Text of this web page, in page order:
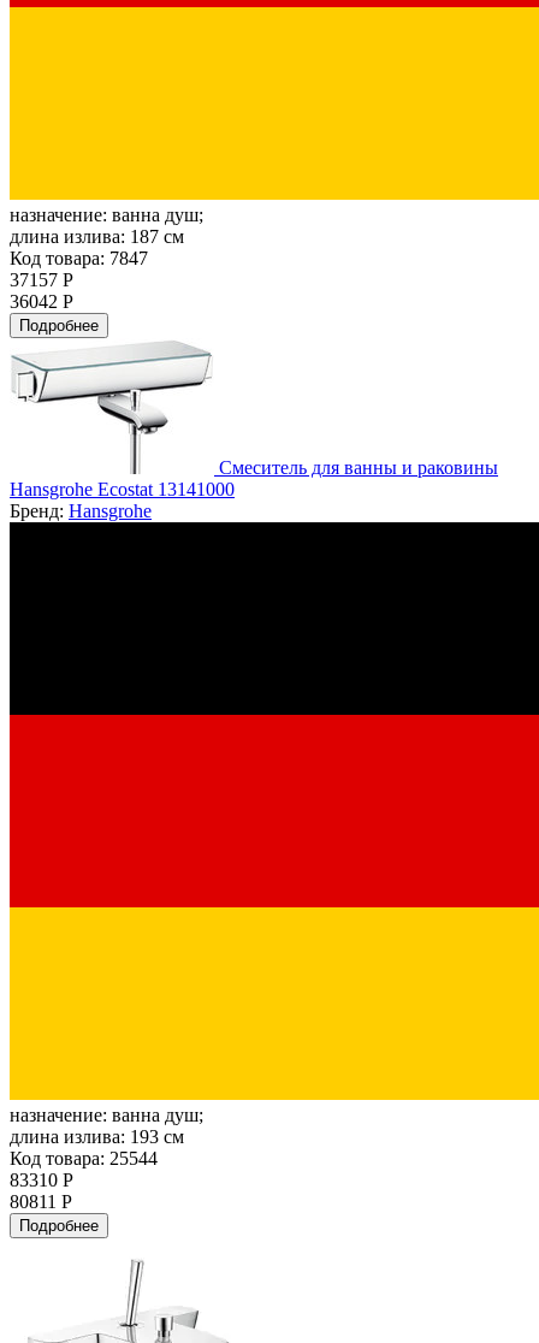
назначение: ванна душ;
длина излива: 187 см
Код товара: 7847
37157 Р
36042 Р
Подробнее
Смеситель для ванны и раковины
Hansgrohe Ecostat 13141000
Бренд: Hansgrohe
назначение: ванна душ;
длина излива: 193 см
Код товара: 25544
83310 Р
80811 Р
Подробнее